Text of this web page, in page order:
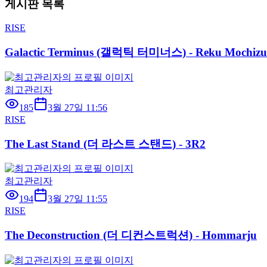
게시판 목록
RISE
Galactic Terminus (갤럭틱 터미너스) - Reku
최고관리자
185
3월 27일 11:56
RISE
The Last Stand (더 라스트 스탠드) - 3R2
최고관리자
194
3월 27일 11:55
RISE
The Deconstruction (더 디컨스트럭션) - Hommarju